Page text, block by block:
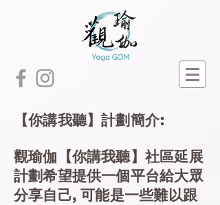
【你講我聽】計劃簡介:
觀瑜伽【你講我聽】社區延展
計劃希望提供一個平台給大眾
分享自己, 可能是一些難以跟